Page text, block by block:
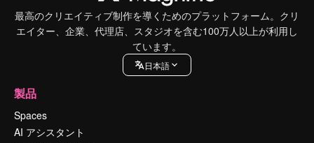
最高のクリエイティブ制作を導くためのプラットフォーム。クリ
エイター、企業、代理店、スタジオを含む100万人以上が利用し
ています。
日本語
製品
Spaces
AI アシスタント